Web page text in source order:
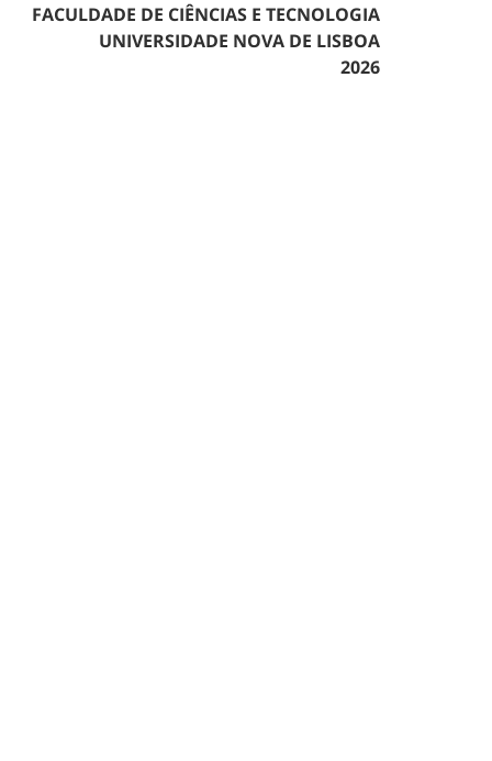
FACULDADE DE CIÊNCIAS E TECNOLOGIA
UNIVERSIDADE NOVA DE LISBOA
2026